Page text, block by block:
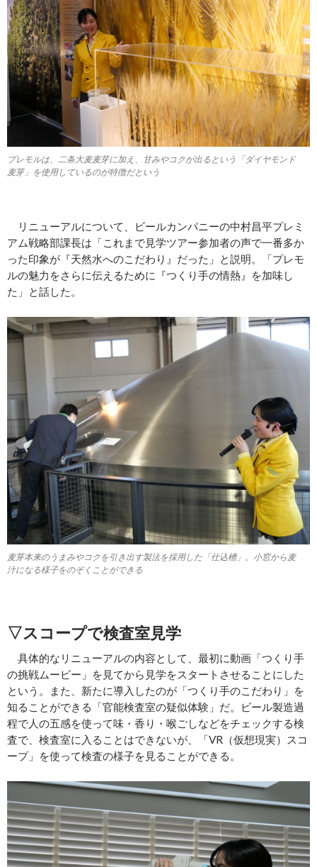
プレモルは、二条大麦麦芽に加え、甘みやコクが出るという「ダイヤモンド
麦芽」を使用しているのが特徴だという
リニューアルについて、ビールカンパニーの中村昌平プレミ
アム戦略部課長は「これまで見学ツアー参加者の声で一番多か
った印象が『天然水へのこだわり』だった」と説明。「プレモ
ルの魅力をさらに伝えるために『つくり手の情熱』を加味し
た」と話した。
麦芽本来のうまみやコクを引き出す製法を採用した「仕込槽」。小窓から麦
汁になる様子をのぞくことができる
▽スコープで検査室見学
具体的なリニューアルの内容として、最初に動画「つくり手
の挑戦ムービー」を見てから見学をスタートさせることにした
という。また、新たに導入したのが「つくり手のこだわり」を
知ることができる「官能検査室の疑似体験」だ。ビール製造過
程で人の五感を使って味・香り・喉ごしなどをチェックする検
査で、検査室に入ることはできないが、「VR（仮想現実）スコ
ープ」を使って検査の様子を見ることができる。